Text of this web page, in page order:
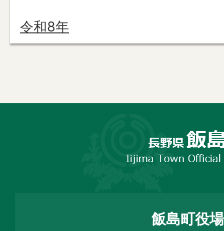
令和8年
飯島町役場